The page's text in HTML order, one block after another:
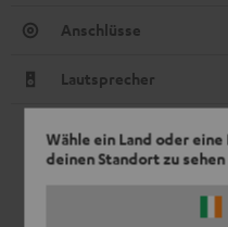
Wähle ein Land oder
deinen Standort zu
Anschlüsse
Lautsprecher